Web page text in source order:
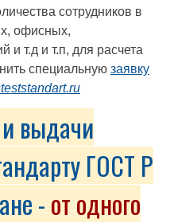
сотрудников в
офисных,
т.д и т.п, для расчета
специальную заявку
выдачи
ГОСТ Р
-от одного